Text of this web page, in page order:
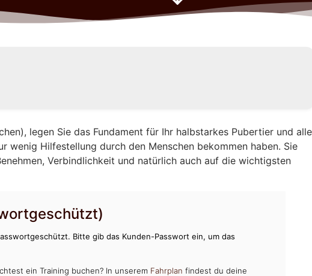
legen Sie das Fundament für Ihr halbstarkes Pubertier und alle
wenig Hilfestellung durch den Menschen bekommen haben. Sie
Verbindlichkeit und natürlich auch auf die wichtigsten
Bitte gib das Kunden-Passwort ein, um das
ein Training buchen? In unserem Fahrplan findest du deine